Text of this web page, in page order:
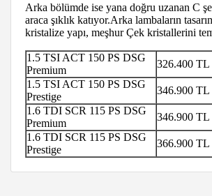
Arka bölümde ise yana doğru uzanan C
araca şıklık katıyor.Arka lambaların
kristalize yapı, meşhur Çek kristallerini
1.5 TSI ACT 150 PS DSG
Premium
326.400 TL
1.5 TSI ACT 150 PS DSG
Prestige
346.900 TL
1.6 TDI SCR 115 PS DSG
Premium
346.900 TL
1.6 TDI SCR 115 PS DSG
Prestige
366.900 TL